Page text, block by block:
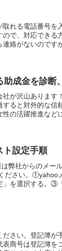
れる電話番号
で、対応できる
絡がないのです
助成金を診断
が沢山あります
ると対外的な信
の活躍推進など
ト設定手順
弊社からのメー
ださい。①yahoo
を選択する。③
さい。登記簿が
商号は登記簿